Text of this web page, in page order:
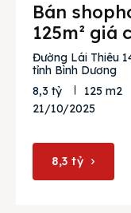
Bán
125m² giá
Đường Lái Thiêu
tỉnh Bình Dương
8,3 tỷ
125 m2
21/10/2025
8,3 tỷ